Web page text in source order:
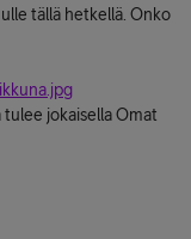
tällä hetkellä. Onko
jokaisella Omat